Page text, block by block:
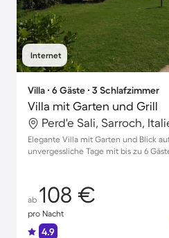
Internet
Villa ∙ 6 Gäste ∙ 3 Schlafzimmer
Villa mit Garten und Grill
Perd'e Sali, Sarroch,
Elegante Villa mit Garten und Blick
unvergessliche Tage mit bis zu 6
ab 108 €
pro Nacht
4.9